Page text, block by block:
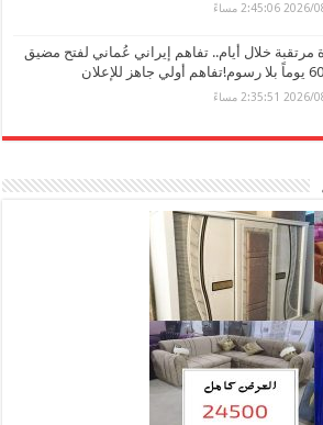
2:45:06 مساءً
مرتقبة خلال أيام.. تفاهم إيراني عُماني لفتح مضيق
2:35:51 مساءً